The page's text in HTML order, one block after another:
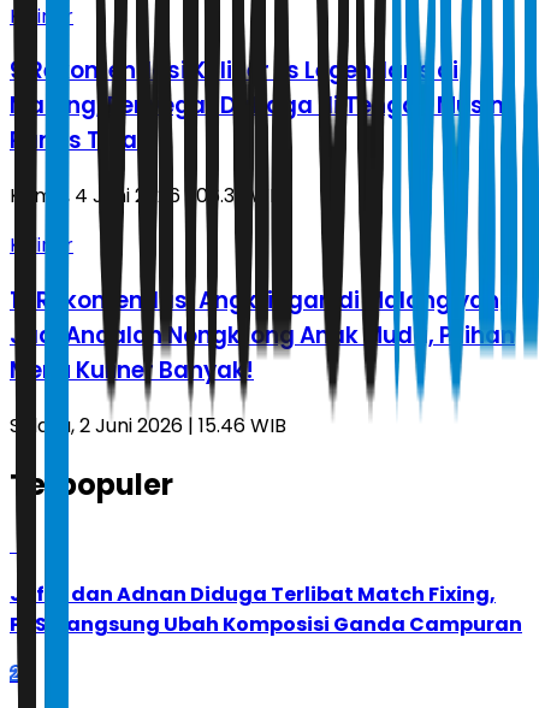
Kuliner
9 Rekomendasi Kuliner Es Legendaris di
Malang, Penyegar Dahaga di Tengah Musim
Panas Tiba
Kamis, 4 Juni 2026 | 06.33 WIB
Kuliner
13 Rekomendasi Angkringan di Malang yang
Jadi Andalan Nongkrong Anak Muda, Pilihan
Menu Kuliner Banyak!
Selasa, 2 Juni 2026 | 15.46 WIB
Terpopuler
1
Jafar dan Adnan Diduga Terlibat Match Fixing,
PBSI Langsung Ubah Komposisi Ganda Campuran
2